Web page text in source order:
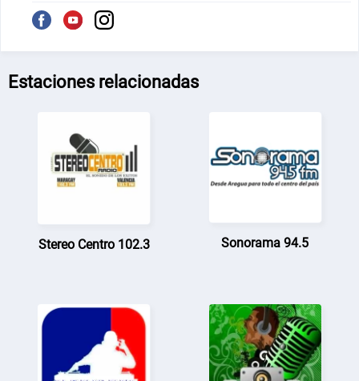
Estaciones relacionadas
Stereo Centro 102.3 Sonorama 94.5